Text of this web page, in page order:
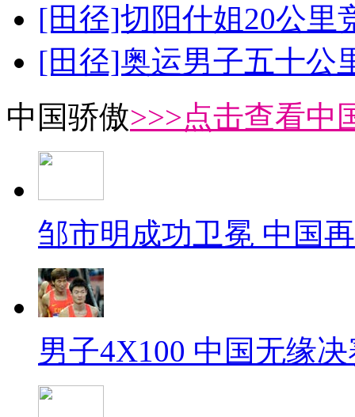
[田径]切阳什姐20公里
[田径]奥运男子五十公
中国骄傲>>>点击查看中
邹市明成功卫冕 中国
男子4X100 中国无缘